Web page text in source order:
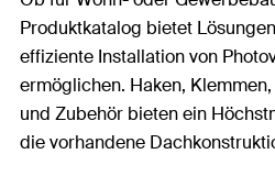
Produktkatalog bietet
effiziente Installation von
ermöglichen. Haken,
und Zubehör bieten ein
die vorhandene